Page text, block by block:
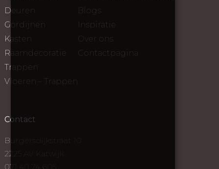
Deuren
Gordijnen
Kasten
Raamdecoratie
Trappen
Vloeren – Trappen
Blogs
Inspiratie
Over ons
Contactpagina
Contact
Burgersdijkstraat 10
2225 AV Katwijk
071 40 74 605